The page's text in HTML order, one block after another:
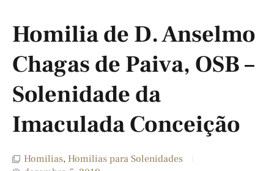
Homilia de D. Anselmo
Chagas de Paiva, OSB –
Solenidade da
Imaculada Conceição
Homilias, Homilias para Solenidades